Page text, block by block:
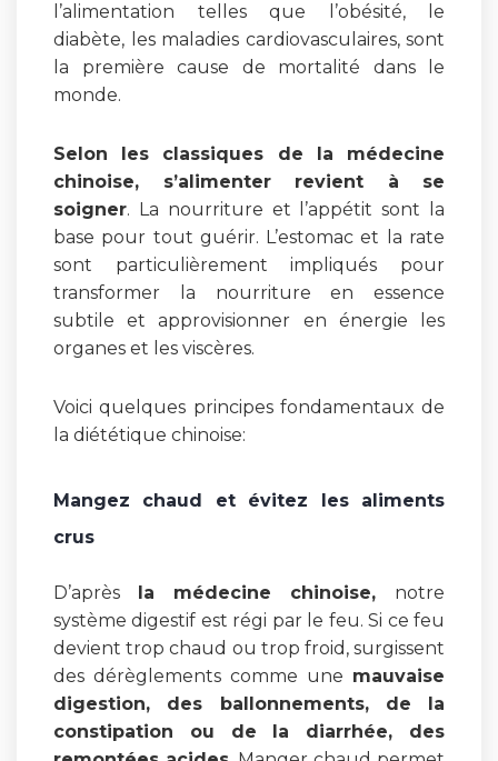
l’alimentation telles que l’obésité, le
diabète, les maladies cardiovasculaires, sont
la première cause de mortalité dans le
monde.
Selon les classiques de la médecine
chinoise, s’alimenter revient à se
soigner. La nourriture et l’appétit sont la
base pour tout guérir. L’estomac et la rate
sont particulièrement impliqués pour
transformer la nourriture en essence
subtile et approvisionner en énergie les
organes et les viscères.
Voici quelques principes fondamentaux de
la diététique chinoise:
Mangez chaud et évitez les aliments
crus
D’après la médecine chinoise, notre
système digestif est régi par le feu. Si ce feu
devient trop chaud ou trop froid, surgissent
des dérèglements comme une mauvaise
digestion, des ballonnements, de la
constipation ou de la diarrhée, des